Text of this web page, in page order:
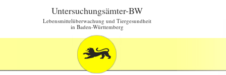
Untersuchungsämter-BW
Lebensmittelüberwachung und Tiergesundheit
in Baden-Württemberg